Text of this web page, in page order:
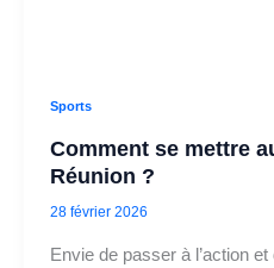
Sports
Comment se mettre
Réunion ?
28 février 2026
Envie de passer à l’action